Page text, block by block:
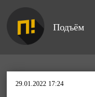
Подъём
29.01.2022 17:24